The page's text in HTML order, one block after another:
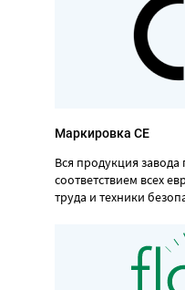
Маркировка CE
Вся продукция завода
соответствием всех
труда и техники